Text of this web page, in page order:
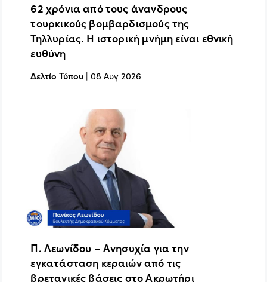
62 χρόνια από τους άνανδρους
τουρκικούς βομβαρδισμούς της
Τηλλυρίας. Η ιστορική μνήμη είναι εθνική
ευθύνη
Δελτίο Τύπου |08 Αυγ 2026
Π. Λεωνίδου – Ανησυχία για την
εγκατάσταση κεραιών από τις
βρετανικές βάσεις στο Ακρωτήρι